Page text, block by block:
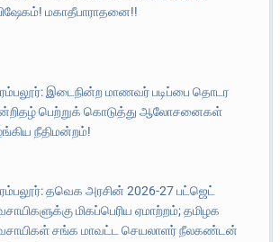
மகாதீபாராதனை!!
இடைநின்ற மாணவர் படிப்பை தொடர
பெற்றுக் கொடுத்து ஆலோசனைகள்
நீதிமன்றம்!
தவெக அரசின் 2026-27 பட்ஜெட்
மிகப்பெரிய ஏமாற்றம்; தமிழக
சங்க மாவட்ட செயலாளர் நீலகண்டன்